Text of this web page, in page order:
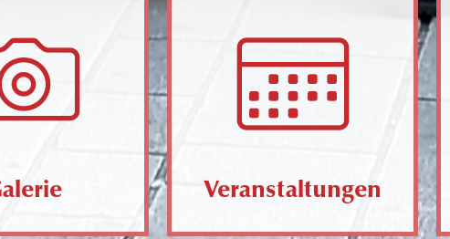
Veranstaltungen